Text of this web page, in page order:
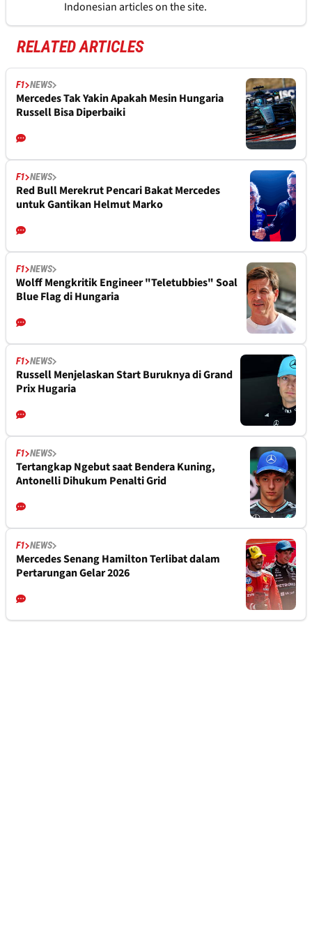
Indonesian articles on the site.
RELATED ARTICLES
F1 NEWS
Mercedes Tak Yakin Apakah Mesin Hungaria
Russell Bisa Diperbaiki
F1 NEWS
Red Bull Merekrut Pencari Bakat Mercedes
untuk Gantikan Helmut Marko
F1 NEWS
Wolff Mengkritik Engineer "Teletubbies" Soal
Blue Flag di Hungaria
F1 NEWS
Russell Menjelaskan Start Buruknya di Grand
Prix Hugaria
F1 NEWS
Tertangkap Ngebut saat Bendera Kuning,
Antonelli Dihukum Penalti Grid
F1 NEWS
Mercedes Senang Hamilton Terlibat dalam
Pertarungan Gelar 2026